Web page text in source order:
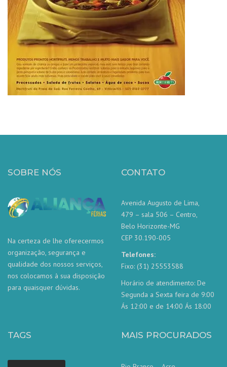
SOBRE NÓS
Na certeza de lhe oferecermos
organização, segurança e
qualidade dos nossos serviços,
nos colocamos à sua disposição
para quaisquer dúvidas.
CONTATO
Avenida Augusto de Lima,
479 – sala 506 – Centro,
Belo Horizonte-MG
CEP 30.190-005
Telefones:
Fixo: (31) 25553588
Horário de atendimento: De
Segunda a Sexta feira de 9:00
Ás 12:00 e de 14:00 Ás 18:00
TAGS MAIS PROCURADOS